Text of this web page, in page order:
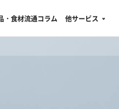
・食材流通コラム 他サービス